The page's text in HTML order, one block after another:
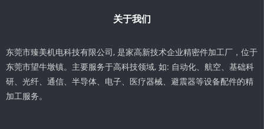
关于我们
东莞市臻美机电科技有限公司, 是家高新技术企业精密件加工厂，位于
东莞市望牛墩镇。主要服务于高科技领域, 如: 自动化、航空、基础科
研、光纤、通信、半导体、电子、医疗器械、避震器等设备配件的精
加工服务。